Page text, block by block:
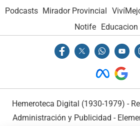
Podcasts Mirador Provincial
Notife Educacion
Hemeroteca Digital (1930-1979) -
Administración y Publicidad -